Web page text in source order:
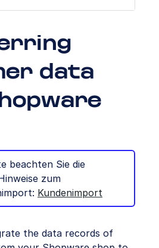
data
beachten Sie die
zum
Kundenimport
the data records of